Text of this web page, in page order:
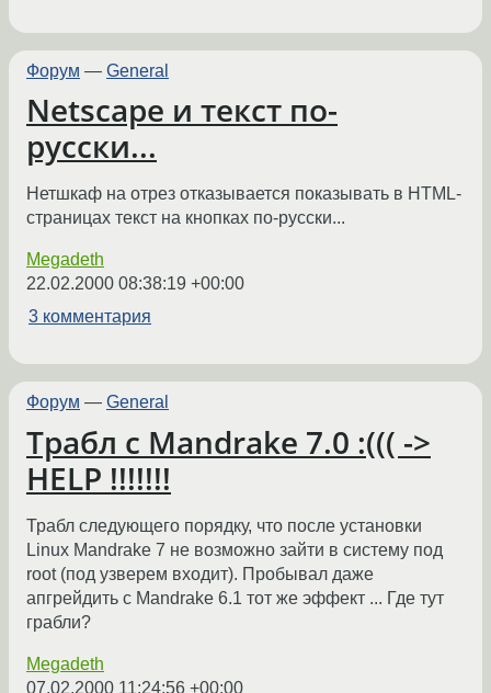
Форум — General
Netscape и текст по-
русски...
Нетшкаф на отрез отказывается показывать в HTML-
страницах текст на кнопках по-русски...
Megadeth
22.02.2000 08:38:19 +00:00
3 комментария
Форум — General
Трабл с Mandrake 7.0 :((( ->
HELP !!!!!!!
Трабл следующего порядку, что после установки
Linux Mandrake 7 не возможно зайти в систему под
root (под узверем входит). Пробывал даже
апгрейдить с Mandrake 6.1 тот же эффект ... Где тут
грабли?
Megadeth
07.02.2000 11:24:56 +00:00